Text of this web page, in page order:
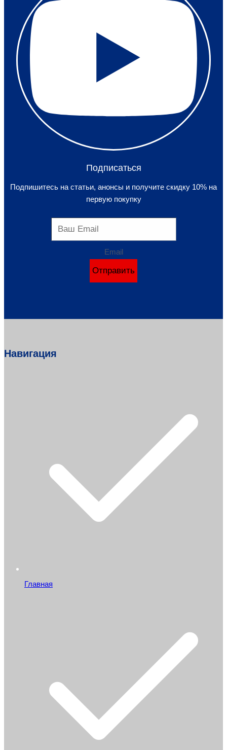
Подписаться
Подпишитесь на статьи, анонсы и получите скидку 10% на
первую покупку
Email
Отправить
Навигация
Главная